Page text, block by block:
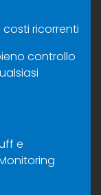
ricorrenti
controllo
e